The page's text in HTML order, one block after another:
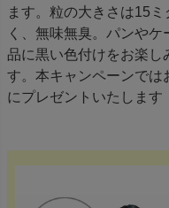
ます。粒の大きさは15
く、無味無臭。パンや
品に黒い色付けをお楽
す。本キャンペーンでは
にプレゼントいたします